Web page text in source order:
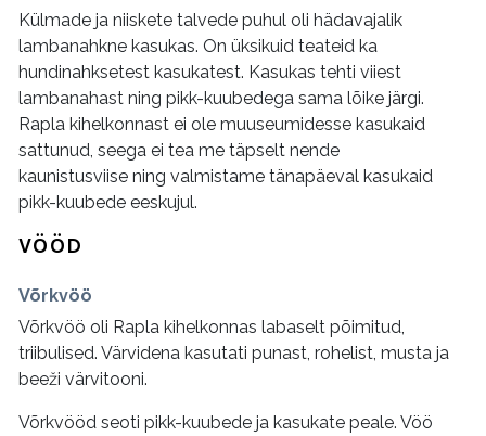
Külmade ja niiskete talvede puhul oli hädavajalik
lambanahkne kasukas. On üksikuid teateid ka
hundinahksetest kasukatest. Kasukas tehti viiest
lambanahast ning pikk-kuubedega sama lõike järgi.
Rapla kihelkonnast ei ole muuseumidesse kasukaid
sattunud, seega ei tea me täpselt nende
kaunistusviise ning valmistame tänapäeval kasukaid
pikk-kuubede eeskujul.
VÖÖD
Võrkvöö
Võrkvöö oli Rapla kihelkonnas labaselt põimitud,
triibulised. Värvidena kasutati punast, rohelist, musta ja
beeži värvitooni.
Võrkvööd seoti pikk-kuubede ja kasukate peale. Vöö